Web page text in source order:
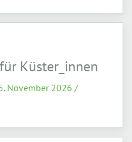
Küster_innen
November 2026 /